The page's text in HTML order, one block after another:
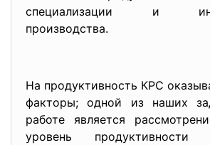
специализации и
производства.
На продуктивность КРС
факторы; одной из наших
работе является
уровень